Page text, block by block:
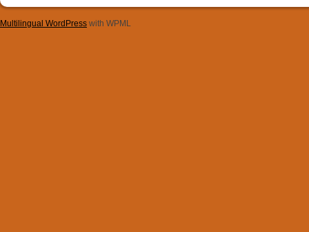
Multilingual WordPress with WPML